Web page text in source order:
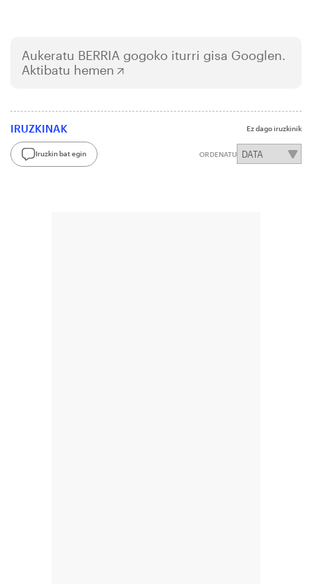
Aukeratu BERRIA gogoko iturri gisa Googlen.
Aktibatu hemen
IRUZKINAK Ez dago iruzkinik
Iruzkin bat egin ORDENATU